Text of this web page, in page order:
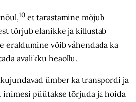
10 et tarastamine mõjub
tõrjub elanikke ja killustab
eraldumine võib vähendada ka
avalikku heaollu.
ümber ka transpordi ja
inimesi püütakse tõrjuda ja hoida